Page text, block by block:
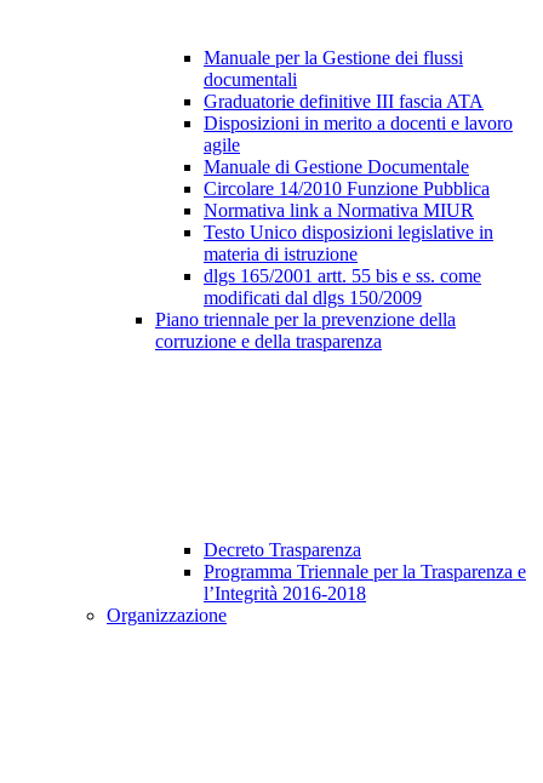
Manuale per la Gestione dei flussi
documentali
Graduatorie definitive III fascia ATA
Disposizioni in merito a docenti e lavoro
agile
Manuale di Gestione Documentale
Circolare 14/2010 Funzione Pubblica
Normativa link a Normativa MIUR
Testo Unico disposizioni legislative in
materia di istruzione
dlgs 165/2001 artt. 55 bis e ss. come
modificati dal dlgs 150/2009
Piano triennale per la prevenzione della
corruzione e della trasparenza
Decreto Trasparenza
Programma Triennale per la Trasparenza e
l’Integrità 2016-2018
Organizzazione